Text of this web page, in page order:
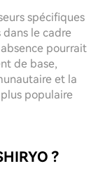
spécifiques
le cadre
pourrait
de base,
et la
populaire
?